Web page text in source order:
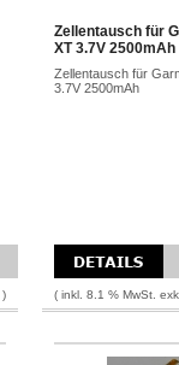
)
Zellentausch für
XT 3.7V 2500mAh
Zellentausch für
3.7V 2500mAh
( inkl. 8.1 % MwSt.